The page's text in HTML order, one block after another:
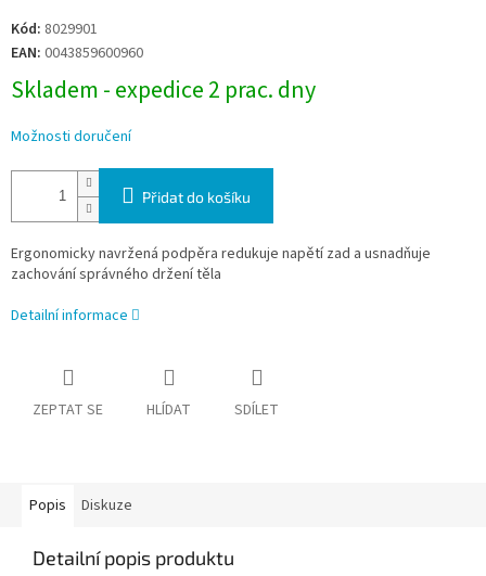
Měrná
cena:
Kód: 8029901
EAN: 0043859600960
Skladem - expedice 2 prac. dny
Možnosti doručení
Přidat do košíku
Ergonomicky navržená podpěra redukuje napětí zad a usnadňuje
zachování správného držení těla
Detailní informace
ZEPTAT SE HLÍDAT SDÍLET
Popis Diskuze
Detailní popis produktu